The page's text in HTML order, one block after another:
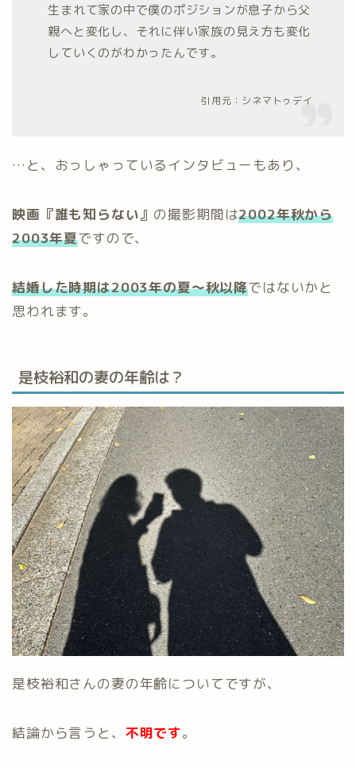
生まれて家の中で僕のポジションが息子から父
親へと変化し、それに伴い家族の見え方も変化
していくのがわかったんです。
引用元： シネマトゥデイ
…と、おっしゃっているインタビューもあり、
映画『誰も知らない』 の撮影期間は2002年秋から
2003年夏ですので、
結婚した時期は2003年の夏～秋以降ではないかと
思われます。
是枝裕和の妻の年齢は？
是枝裕和さんの妻の年齢についてですが、
結論から言うと、 不明です。